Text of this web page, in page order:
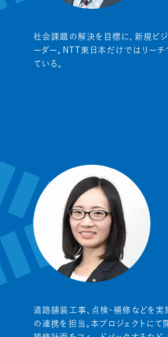
社会課題の解決を目標に、新規ビ
ーダー。NTT東日本だけではリー
ている。
道路舗装工事、点検・補修などを
の連携を担当。本プロジェクトに